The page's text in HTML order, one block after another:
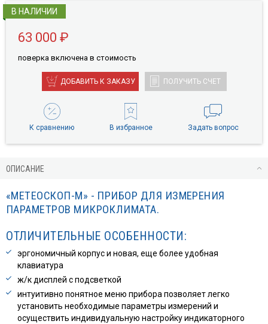
В НАЛИЧИИ
63 000 ₽
поверкa включена в стоимость
ДОБАВИТЬ К ЗАКАЗУ ПОЛУЧИТЬ СЧЕТ
К сравнению В избранное Задать вопрос
ОПИСАНИЕ
«МЕТЕОСКОП-М» - ПРИБОР ДЛЯ ИЗМЕРЕНИЯ
ПАРАМЕТРОВ МИКРОКЛИМАТА.
ОТЛИЧИТЕЛЬНЫЕ ОСОБЕННОСТИ:
эргономичный корпус и новая, еще более удобная
клавиатура
ж/к дисплей с подсветкой
интуитивно понятное меню прибора позволяет легко
установить необходимые параметры измерений и
осуществить индивидуальную настройку индикаторного